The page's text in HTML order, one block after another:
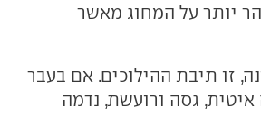
יותר על המחוג מאשר
זו תיבת ההילוכים. אם בעבר
איטית, גסה ורועשת, נדמה